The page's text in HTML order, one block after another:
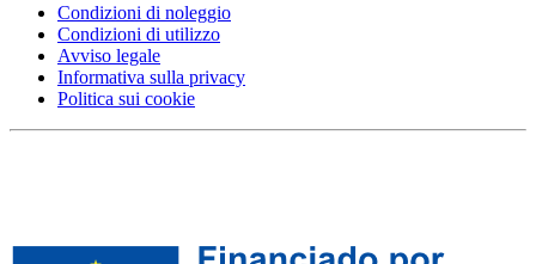
Condizioni di noleggio
Condizioni di utilizzo
Avviso legale
Informativa sulla privacy
Politica sui cookie